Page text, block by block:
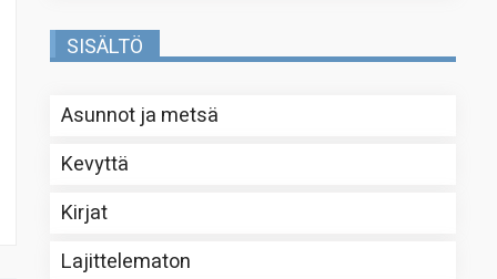
SISÄLTÖ
Asunnot ja metsä
Kevyttä
Kirjat
Lajittelematon